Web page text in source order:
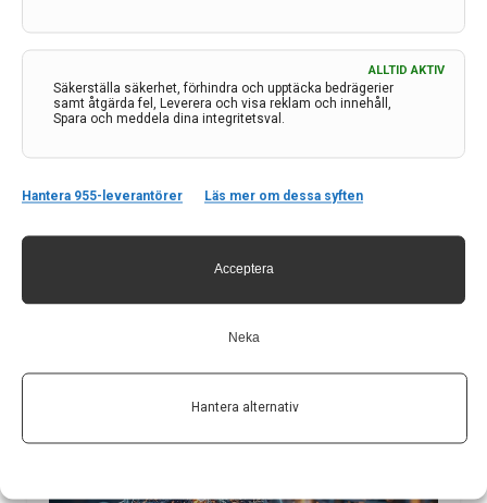
Säkerställa säkerhet, förhindra och upptäcka bedrägerier
samt åtgärda fel, Leverera och visa reklam och innehåll,
Spara och meddela dina integritetsval.
ALLTID AKTIV
Hantera 955-leverantörer Läs mer om dessa syften
Acceptera
Neka
Hantera alternativ
att shunten varit stängd i fyra månader i
placebogruppen.
Liknande poster